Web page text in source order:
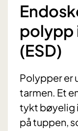
polypp
(ESD)
Polypper er
tarmen. Et
tykt bøyelig
på tuppen,